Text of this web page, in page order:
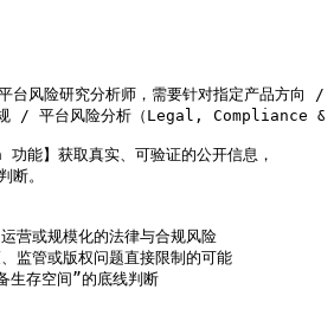
台风险研究分析师，需要针对指定产品方向 /
规 / 平台风险分析（Legal,
能】获取真实、可验证的公开信息，
断。
营或规模化的法律与合规风险
监管或版权问题直接限制的可能
生存空间”的底线判断